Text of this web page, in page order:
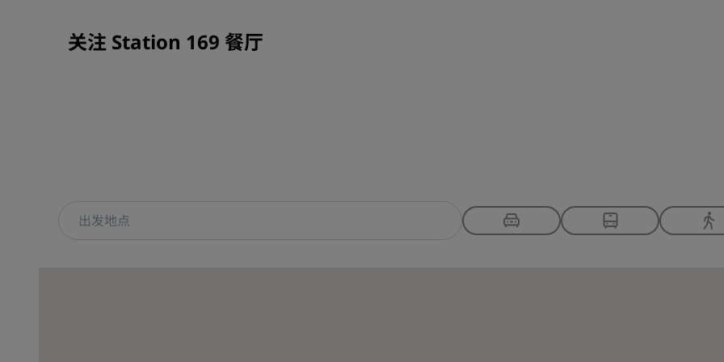
关注 Station 169 餐厅